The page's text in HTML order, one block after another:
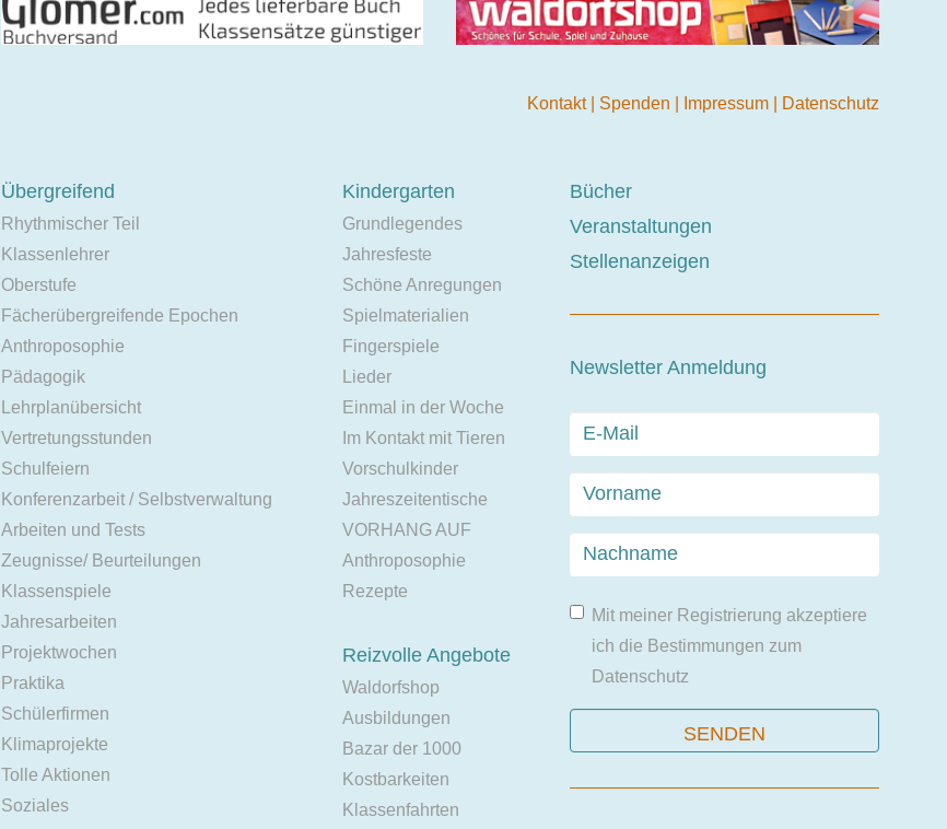
Kontakt Spenden Impressum Datenschutz
Übergreifend
Rhythmischer Teil
Klassenlehrer
Oberstufe
Fächerübergreifende Epochen
Anthroposophie
Pädagogik
Lehrplanübersicht
Vertretungsstunden
Schulfeiern
Konferenzarbeit / Selbstverwaltung
Arbeiten und Tests
Zeugnisse/ Beurteilungen
Klassenspiele
Jahresarbeiten
Projektwochen
Praktika
Schülerfirmen
Klimaprojekte
Tolle Aktionen
Soziales
Kindergarten
Grundlegendes
Jahresfeste
Schöne Anregungen
Spielmaterialien
Fingerspiele
Lieder
Einmal in der Woche
Im Kontakt mit Tieren
Vorschulkinder
Jahreszeitentische
VORHANG AUF
Anthroposophie
Rezepte
Reizvolle Angebote
Waldorfshop
Ausbildungen
Bazar der 1000
Kostbarkeiten
Klassenfahrten
Bücher
Veranstaltungen
Stellenanzeigen
Newsletter Anmeldung
Mit meiner Registrierung akzeptiere
ich die Bestimmungen zum
Datenschutz